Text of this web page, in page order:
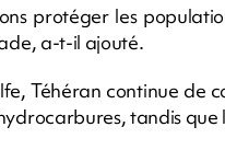
protéger les
a-t-il ajouté.
Téhéran continue de
tandis que